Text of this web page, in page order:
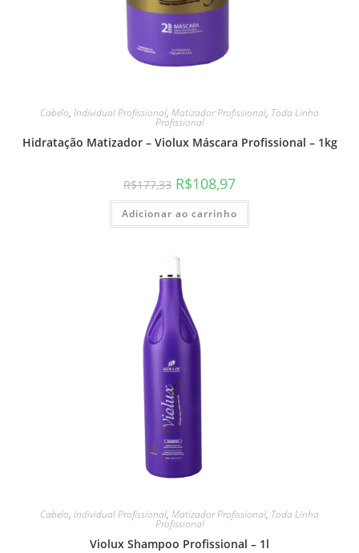
Cabelo, Individual Profissional, Matizador Profissional, Toda Linha
Profissional
Hidratação Matizador – Violux Máscara Profissional – 1kg
R$177,33 R$108,97
Adicionar ao carrinho
Cabelo, Individual Profissional, Matizador Profissional, Toda Linha
Profissional
Violux Shampoo Profissional – 1l